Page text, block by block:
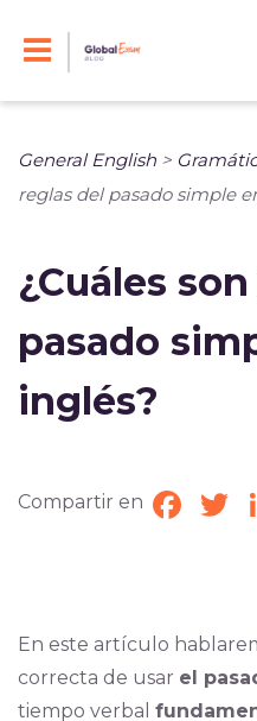
General English >
reglas del pasado simple
¿Cuáles
pasado
inglés?
Compartir en
En este artículo
correcta de usar el
tiempo verbal